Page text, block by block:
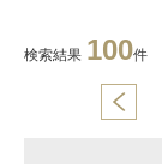
検索結果 100件